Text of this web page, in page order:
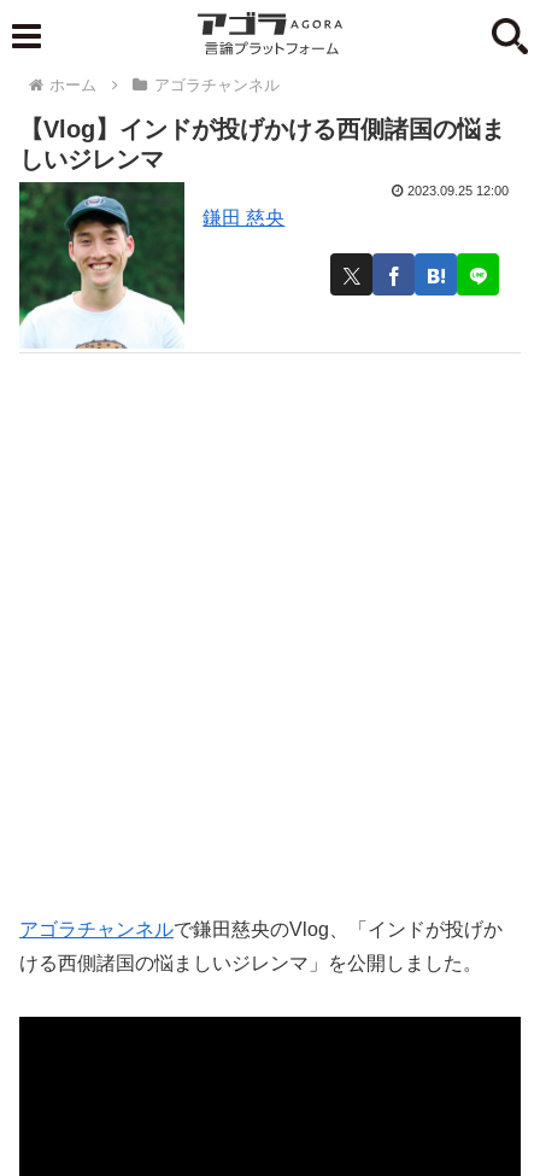
ホーム アゴラチャンネル
【Vlog】インドが投げかける西側諸国の悩ま
しいジレンマ
鎌田 慈央
2023.09.25 12:00
アゴラチャンネルで鎌田慈央のVlog、「インドが投げか
ける西側諸国の悩ましいジレンマ」を公開しました。